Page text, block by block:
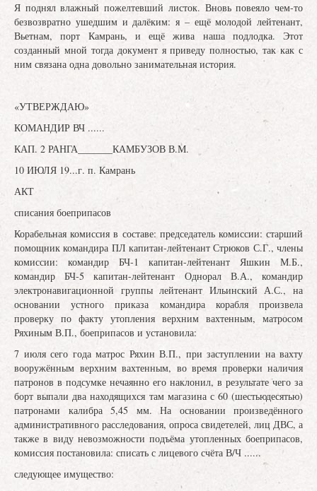
Я поднял влажный пожелтевший листок. Вновь повеяло чем-то
безвозвратно ушедшим и далёким: я – ещё молодой лейтенант,
Вьетнам, порт Камрань, и ещё жива наша подлодка. Этот
созданный мной тогда документ я приведу полностью, так как с
ним связана одна довольно занимательная история.
«УТВЕРЖДАЮ»
КОМАНДИР ВЧ ......
КАП. 2 РАНГА_______КАМБУЗОВ В.М.
10 ИЮЛЯ 19...г. п. Камрань
АКТ
списания боеприпасов
Корабельная комиссия в составе: председатель комиссии: старший
помощник командира ПЛ капитан-лейтенант Стрюков С.Г., члены
комиссии: командир БЧ‐1 капитан-лейтенант Яшкин М.Б.,
командир БЧ‐5 капитан-лейтенант Однорал В.А., командир
электронавигационной группы лейтенант Ильинский А.С., на
основании устного приказа командира корабля произвела
проверку по факту утопления верхним вахтенным, матросом
Ряхиным В.П., боеприпасов и установила:
7 июля сего года матрос Ряхин В.П., при заступлении на вахту
вооружённым верхним вахтенным, во время проверки наличия
патронов в подсумке нечаянно его наклонил, в результате чего за
борт выпали два находящихся там магазина с 60 (шестьюдесятью)
патронами калибра 5,45 мм. На основании произведённого
административного расследования, опроса свидетелей, лиц ДВС, а
также в виду невозможности подъёма утопленных боеприпасов,
комиссия постановила: списать с лицевого счёта В/Ч ......
следующее имущество: